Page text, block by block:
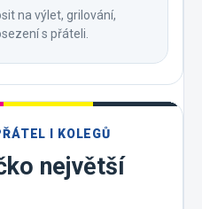
na výlet, grilování,
s přáteli.
I KOLEGŮ
největší